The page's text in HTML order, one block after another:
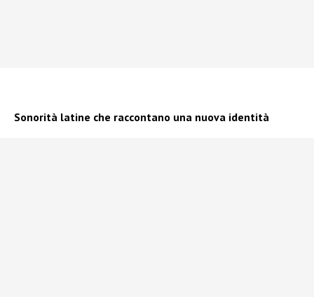
Sonorità latine che raccontano una nuova identità